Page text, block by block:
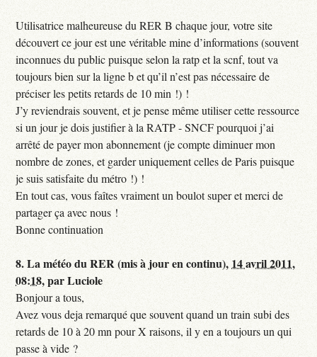
Utilisatrice malheureuse du RER B chaque jour, votre site
découvert ce jour est une véritable mine d’informations (souvent
inconnues du public puisque selon la ratp et la scnf, tout va
toujours bien sur la ligne b et qu’il n’est pas nécessaire de
préciser les petits retards de 10 min !) !
J’y reviendrais souvent, et je pense même utiliser cette ressource
si un jour je dois justifier à la RATP - SNCF pourquoi j’ai
arrêté de payer mon abonnement (je compte diminuer mon
nombre de zones, et garder uniquement celles de Paris puisque
je suis satisfaite du métro !) !
En tout cas, vous faîtes vraiment un boulot super et merci de
partager ça avec nous !
Bonne continuation
8.La météo du RER (mis à jour en continu), 14 avril 2011,
08:18,parLuciole
Bonjour a tous,
Avez vous deja remarqué que souvent quand un train subi des
retards de 10 à 20 mn pour X raisons, il y en a toujours un qui
passe à vide ?